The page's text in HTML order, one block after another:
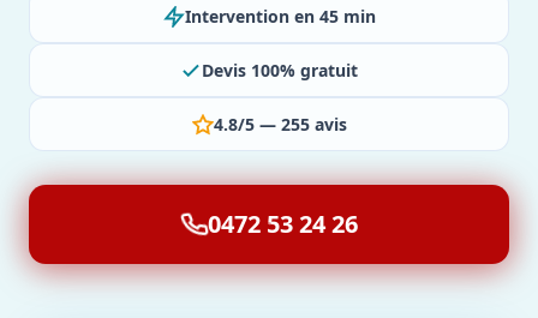
Intervention en 45 min
Devis 100% gratuit
4.8/5 — 255 avis
0472 53 24 26